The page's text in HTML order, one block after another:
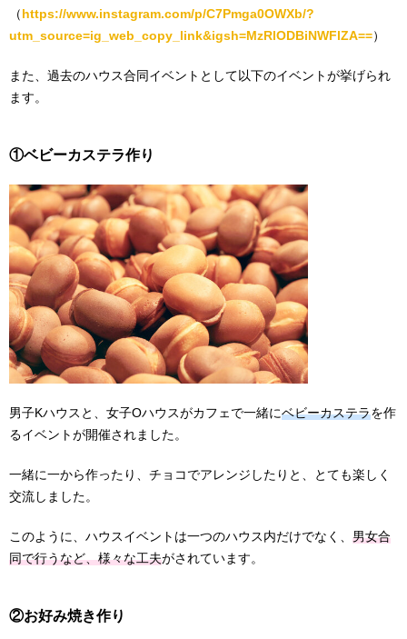
（https://www.instagram.com/p/C7Pmga0OWXb/?
utm_source=ig_web_copy_link&igsh=MzRlODBiNWFlZA==）
また、過去のハウス合同イベントとして以下のイベントが挙げられ
ます。
①ベビーカステラ作り
男子Kハウスと、女子Oハウスがカフェで一緒にベビーカステラを作
るイベントが開催されました。
一緒に一から作ったり、チョコでアレンジしたりと、とても楽しく
交流しました。
このように、ハウスイベントは一つのハウス内だけでなく、 男女合
同で行うなど、様々な工夫がされています。
②お好み焼き作り